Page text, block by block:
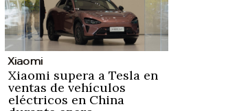
Xiaomi
Xiaomi supera a Tesla en
ventas de vehículos
eléctricos en China